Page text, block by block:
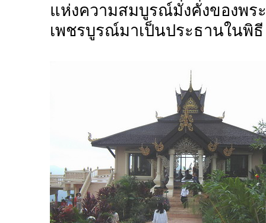
แห่งความสมบูรณ์มั่งคั่งของพร
เพชรบูรณ์มาเป็นประธานในพิธี